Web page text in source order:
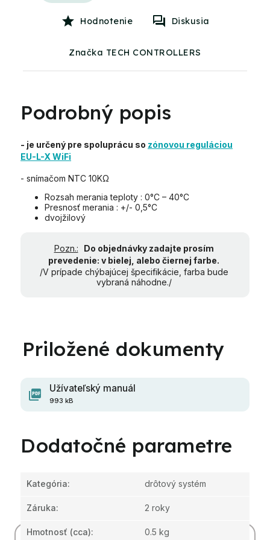
Hodnotenie Diskusia
Značka TECH CONTROLLERS
Podrobný popis
- je určený pre spoluprácu so zónovou reguláciou
EU-L-X WiFi
- snímačom NTC 10KΩ
Rozsah merania teploty : 0°C – 40°C
Presnosť merania : +/- 0,5°C
dvojžilový
Pozn.: Do objednávky zadajte prosím
prevedenie: v bielej, alebo čiernej farbe.
/V prípade chýbajúcej špecifikácie, farba bude
vybraná náhodne./
Užívateľský manuál
993 kB
Dodatočné parametre
Kategória: drôtový systém
Záruka: 2 roky
Hmotnosť (cca): 0.5 kg